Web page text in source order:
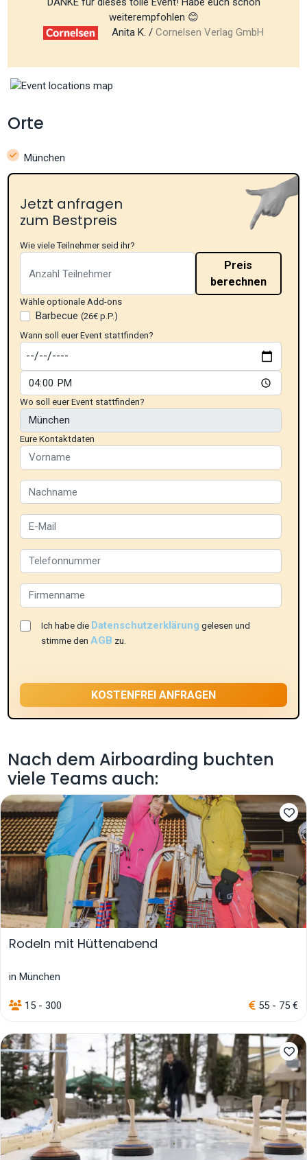
weiterempfohlen 😊
Anita K. / Cornelsen Verlag GmbH
Orte
München
Jetzt anfragen
zum Bestpreis
Wie viele Teilnehmer seid ihr?
Preis
berechnen
Wähle optionale Add-ons
Barbecue (26€ p.P.)
Wann soll euer Event stattfinden?
Wo soll euer Event stattfinden?
Eure Kontaktdaten
Ich habe die Datenschutzerklärung gelesen und
stimme denAGB zu.
Nach dem Airboarding buchten
viele Teams auch:
Rodeln mit Hüttenabend
in München
15 - 300 55 - 75 €